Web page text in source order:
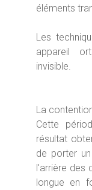
éléments
Les
appareil
invisible.
La
Cette
résultat
de porter
l'arrière des
longue en